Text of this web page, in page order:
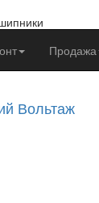
Продажа